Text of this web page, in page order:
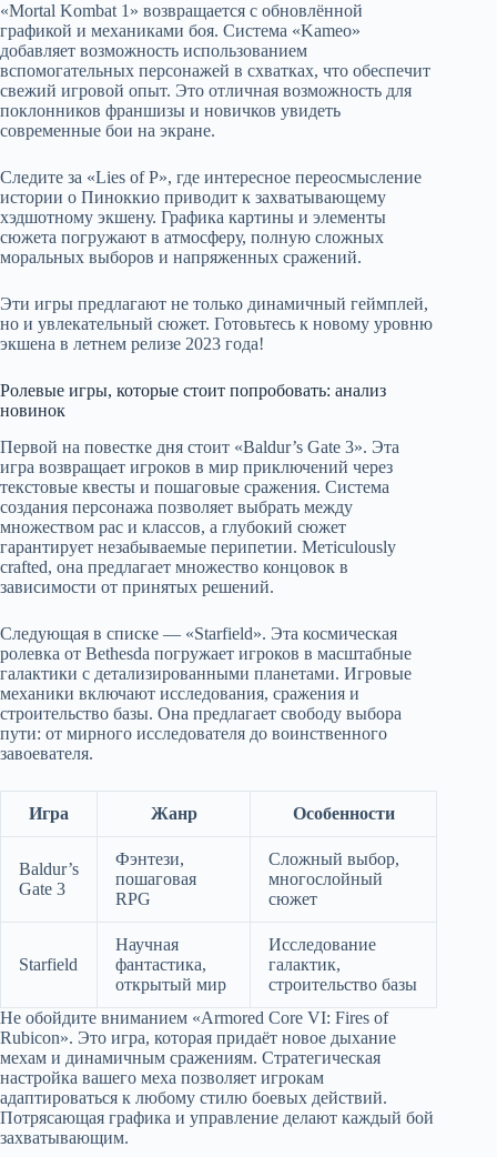
«Mortal Kombat 1» возвращается с обновлённой
графикой и механиками боя. Система «Kameo»
добавляет возможность использованием
вспомогательных персонажей в схватках, что обеспечит
свежий игровой опыт. Это отличная возможность для
поклонников франшизы и новичков увидеть
современные бои на экране.
Следите за «Lies of P», где интересное переосмысление
истории о Пиноккио приводит к захватывающему
хэдшотному экшену. Графика картины и элементы
сюжета погружают в атмосферу, полную сложных
моральных выборов и напряженных сражений.
Эти игры предлагают не только динамичный геймплей,
но и увлекательный сюжет. Готовьтесь к новому уровню
экшена в летнем релизе 2023 года!
Ролевые игры, которые стоит попробовать: анализ
новинок
Первой на повестке дня стоит «Baldur’s Gate 3». Эта
игра возвращает игроков в мир приключений через
текстовые квесты и пошаговые сражения. Система
создания персонажа позволяет выбрать между
множеством рас и классов, а глубокий сюжет
гарантирует незабываемые перипетии. Метiculously
crafted, она предлагает множество концовок в
зависимости от принятых решений.
Следующая в списке — «Starfield». Эта космическая
ролевка от Bethesda погружает игроков в масштабные
галактики с детализированными планетами. Игровые
механики включают исследования, сражения и
строительство базы. Она предлагает свободу выбора
пути: от мирного исследователя до воинственного
завоевателя.
Игра Жанр Особенности
Baldur’s
Gate 3
Фэнтези,
пошаговая
RPG
Сложный выбор,
многослойный
сюжет
Starfield
Научная
фантастика,
открытый мир
Исследование
галактик,
строительство базы
Не обойдите вниманием «Armored Core VI: Fires of
Rubicon». Это игра, которая придаёт новое дыхание
мехам и динамичным сражениям. Стратегическая
настройка вашего меха позволяет игрокам
адаптироваться к любому стилю боевых действий.
Потрясающая графика и управление делают каждый бой
захватывающим.